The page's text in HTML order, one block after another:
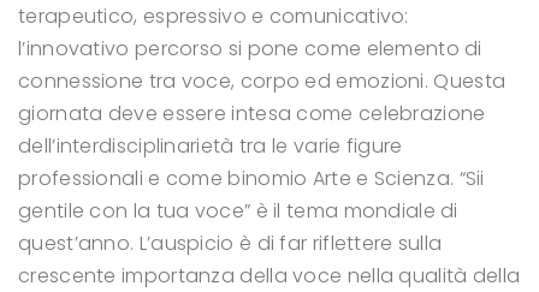
terapeutico, espressivo e comunicativo:
l’innovativo percorso si pone come elemento di
connessione tra voce, corpo ed emozioni. Questa
giornata deve essere intesa come celebrazione
dell’interdisciplinarietà tra le varie figure
professionali e come binomio Arte e Scienza. “Sii
gentile con la tua voce” è il tema mondiale di
quest’anno. L’auspicio è di far riflettere sulla
crescente importanza della voce nella qualità della